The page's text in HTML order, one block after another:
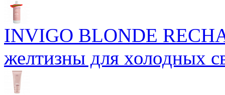
INVIGO BLONDE
желтизны для холодных